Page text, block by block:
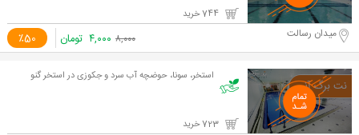
٪50 میدان رسالت ۸,۰۰۰ ۴,۰۰۰ تومان
استخر، سونا، حوضچه آب سرد و جکوزی در استخر گنو